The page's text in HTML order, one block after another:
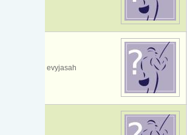
evyjasah